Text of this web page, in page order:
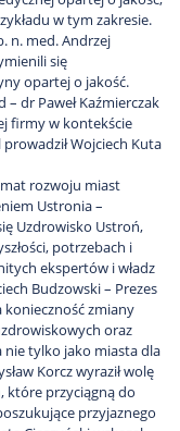
w tym zakresie.
n. med. Andrzej
się
opartej o jakość.
dr Paweł Kaźmierczak
firmy w kontekście
Wojciech Kuta
rozwoju miast
Ustronia –
Uzdrowisko Ustroń,
potrzebach i
ekspertów i władz
Budzowski – Prezes
konieczność zmiany
oraz
tylko jako miasta dla
Korcz wyraził wolę
które przyciągną do
przyjaznego